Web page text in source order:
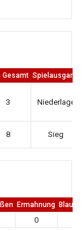
Gesamt Spielausgang
3 Niederlage
8 Sieg
Ermahnung Blaue
0